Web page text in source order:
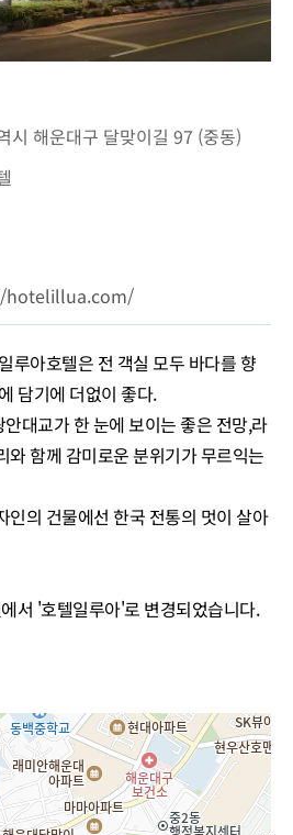
시 해운대구 달맞이길 97 (중동)
hotelillua.com/
루아호텔은 전 객실 모두 바다를 향
담기에 더없이 좋다.
대교가 한 눈에 보이는 좋은 전망,라
와 함께 감미로운 분위기가 무르익는
인의 건물에선 한국 전통의 멋이 살아
서 '호텔일루아'로 변경되었습니다.